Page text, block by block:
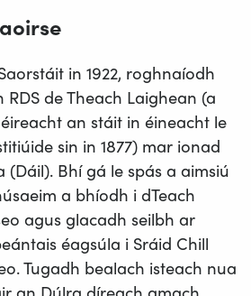
in 1922, roghnaíodh
de Theach Laighean (a
an stáit in éineacht le
sin in 1877) mar ionad
Bhí gá le spás a aimsiú
a bhíodh i dTeach
agus glacadh seilbh ar
éagsúla i Sráid Chill
Tugadh bealach isteach nua